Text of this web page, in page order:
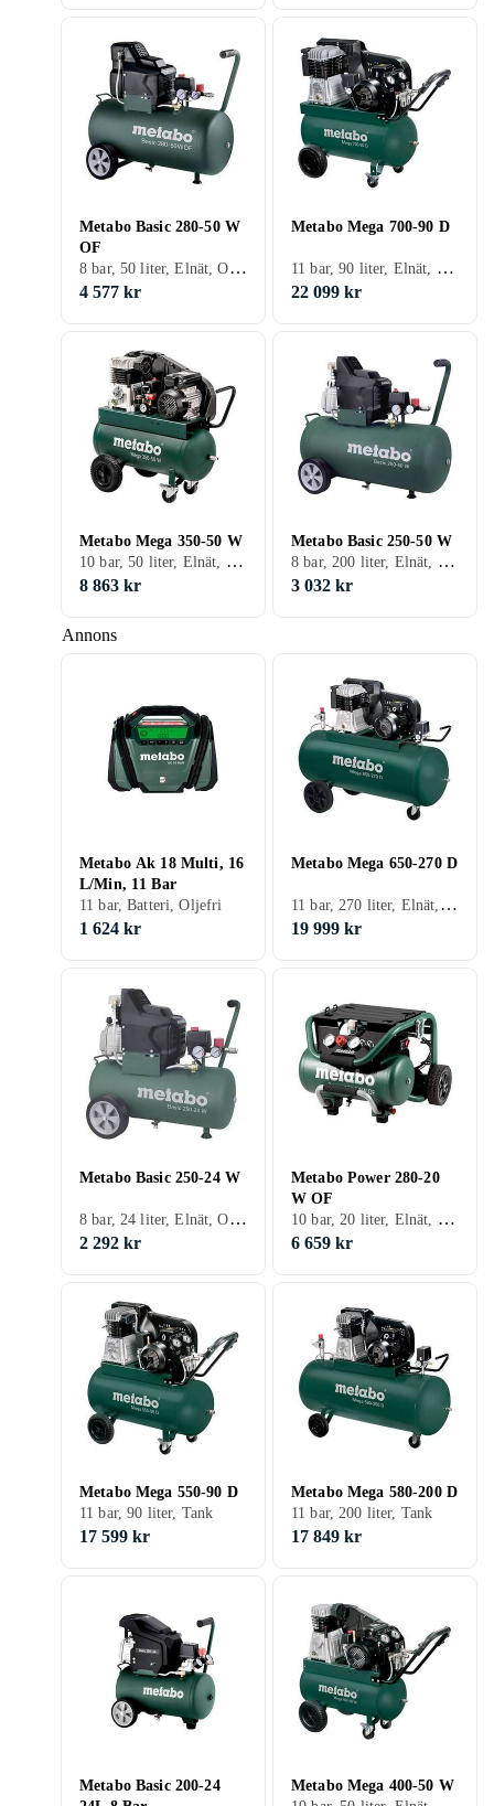
Annons
Metabo Basic 280-50 W
OF
8 bar, 50 liter, Elnät, Oljefri, Tank
4 577 kr
Metabo Mega 700-90 D
11 bar, 90 liter, Elnät, Tank
22 099 kr
Metabo Mega 350-50 W
10 bar, 50 liter, Elnät, Tank
8 863 kr
Metabo Basic 250-50 W
8 bar, 200 liter, Elnät, Tank
3 032 kr
Metabo Ak 18 Multi, 16
L/Min, 11 Bar
11 bar, Batteri, Oljefri
1 624 kr
Metabo Mega 650-270 D
11 bar, 270 liter, Elnät, Tank
19 999 kr
Metabo Basic 250-24 W
8 bar, 24 liter, Elnät, Oljefri, Tank
2 292 kr
Metabo Power 280-20
W OF
10 bar, 20 liter, Elnät, Oljefri, Tank
6 659 kr
Metabo Mega 550-90 D
11 bar, 90 liter, Tank
17 599 kr
Metabo Mega 580-200 D
11 bar, 200 liter, Tank
17 849 kr
Metabo Basic 200-24
Metabo Mega 400-50 W